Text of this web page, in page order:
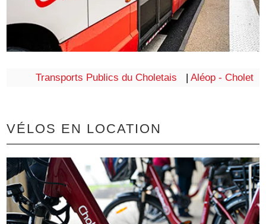
Transports Publics du Choletais | Aléop - Cholet
VÉLOS EN LOCATION